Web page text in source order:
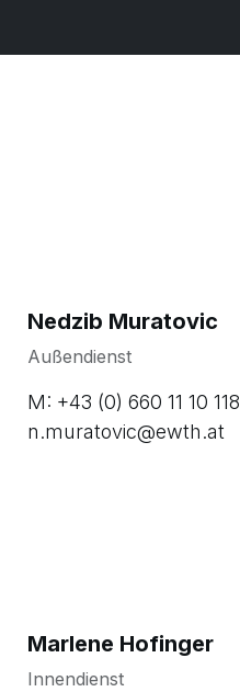
Nedzib Muratovic
Außendienst
M: +43 (0) 660 11 10 118
n.muratovic@ewth.at
Marlene Hofinger
Innendienst